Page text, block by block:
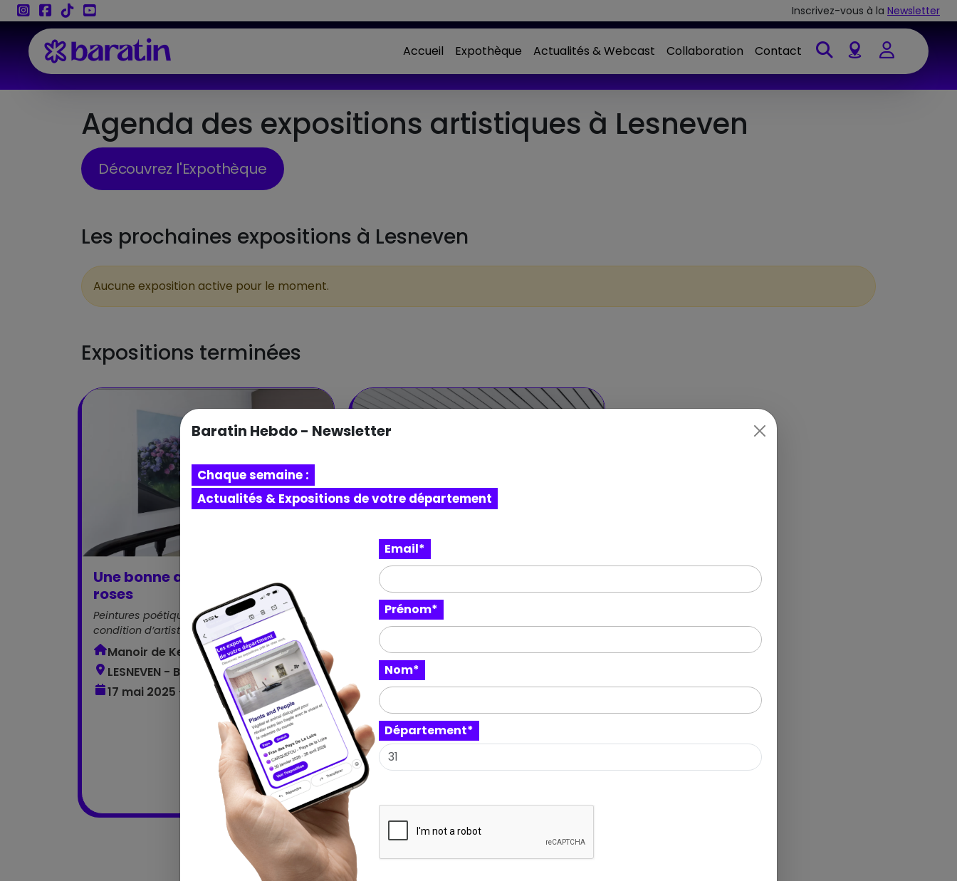
Aller au contenu Inscrivez-vous à la Newsletter
Accueil Expothèque Actualités & Webcast Collaboration
Contact
Account
Agenda des expositions artistiques à Lesneven
Découvrez l'Expothèque
Les prochaines expositions à Lesneven
Aucune exposition active pour le moment.
Expositions terminées
Une bonne année pour les
roses
Peintures poétiques sur le climat et la
condition d’artiste
Manoir de Kerlaouen
LESNEVEN - Bretagne
17 mai 2025 – 31 août 2025
Le regard qui brûle
Hanako Murakami repense la photographie
en transformant le regard en geste et en
explorant des techn
Manoir de Kerlaouen
LESNEVEN - Bretagne
Baratin Hebdo - Newsletter
Chaque semaine :
Actualités & Expositions de votre département
Email*
Prénom*
Nom*
Département*